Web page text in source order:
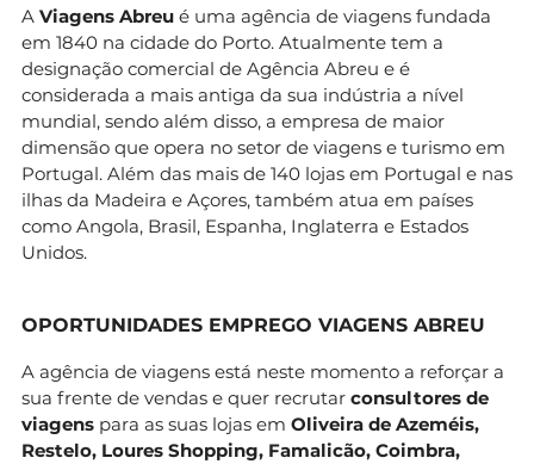
A Viagens Abreu é uma agência de viagens fundada
em 1840 na cidade do Porto. Atualmente tem a
designação comercial de Agência Abreu e é
considerada a mais antiga da sua indústria a nível
mundial, sendo além disso, a empresa de maior
dimensão que opera no setor de viagens e turismo em
Portugal. Além das mais de 140 lojas em Portugal e nas
ilhas da Madeira e Açores, também atua em países
como Angola, Brasil, Espanha, Inglaterra e Estados
Unidos.
OPORTUNIDADES EMPREGO VIAGENS ABREU
A agência de viagens está neste momento a reforçar a
sua frente de vendas e quer recrutar consultores de
viagens para as suas lojas em Oliveira de Azeméis,
Restelo, Loures Shopping, Famalicão, Coimbra,